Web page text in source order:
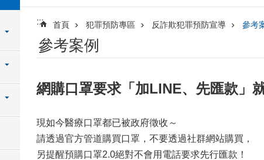
::: 首頁 犯罪預防專區 反詐欺犯罪預防宣導 參考
參考案例
網購口罩要求「加LINE、先匯款」
現如今醫療口罩都已被政府徵收～
請透過官方管道購買口罩，不要透過社群網站購買，
另提醒預購口罩2.0絕對不會用電話要求先行匯款！